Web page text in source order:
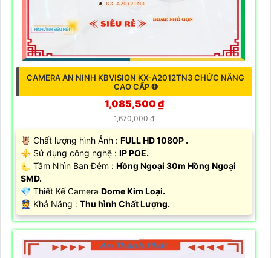
CAMERA AN NINH KBVISION KX-A2012TN3 CHỨC NĂNG
CAO CẤP ❂
1,085,500 ₫
1,670,000 ₫
🦉 Chất lượng hình Ảnh : FULL HD 1080P .
⚜️ Sử dụng công nghệ : IP POE.
🌜 Tầm Nhìn Ban Đêm : Hồng Ngoại 30m Hồng Ngoại
SMD.
💎 Thiết Kế Camera Dome Kim Loại.
️👮 Khả Năng : Thu hình Chất Lượng.